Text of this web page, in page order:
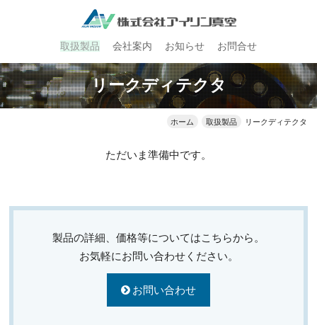
取扱製品 会社案内 お知らせ お問合せ
リークディテクタ
ホーム 取扱製品 リークディテクタ
ただいま準備中です。
製品の詳細、価格等についてはこちらから。
お気軽にお問い合わせください。
お問い合わせ